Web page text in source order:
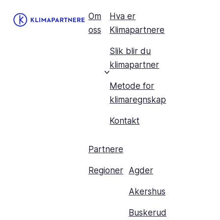
Om
oss
Hva er
Klimapartnere
Slik blir du
klimapartner
Metode for
klimaregnskap
Kontakt
Partnere
Regioner Agder
Akershus
Buskerud